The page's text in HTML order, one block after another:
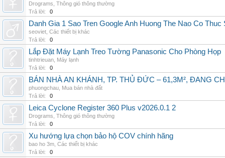
Drograms Thông gió thông thường
Trả lời:
0
Danh Gia 1 Sao Tren Google Anh Huong The Nao Co Thuc
seoviet Các thiết bị khác
Trả lời:
0
Lắp Đặt Máy Lạnh Treo Tường Panasonic Cho Phòng Họp
tinhtrieuan Máy lạnh
Trả lời:
0
BÁN NHÀ AN KHÁNH, TP. THỦ ĐỨC – 61,3M², ĐANG
phuongchau Mua bán nhà đất
Trả lời:
0
Leica Cyclone Register 360 Plus v2026.0.1 2
Drograms Thông gió thông thường
Trả lời:
0
Xu hướng lựa chọn bảo hộ COV chính hãng
bao ho 3m Các thiết bị khác
Trả lời:
0